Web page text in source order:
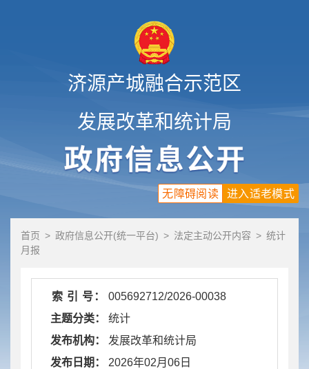
济源产城融合示范区
发展改革和统计局
进入适老模式
无障碍阅读
首页 > 政府信息公开(统一平台) > 法定主动公开内容 > 统计
月报
索 引 号：
005692712/2026-00038
主题分类：
统计
发布机构：
发展改革和统计局
发布日期：
2026年02月06日